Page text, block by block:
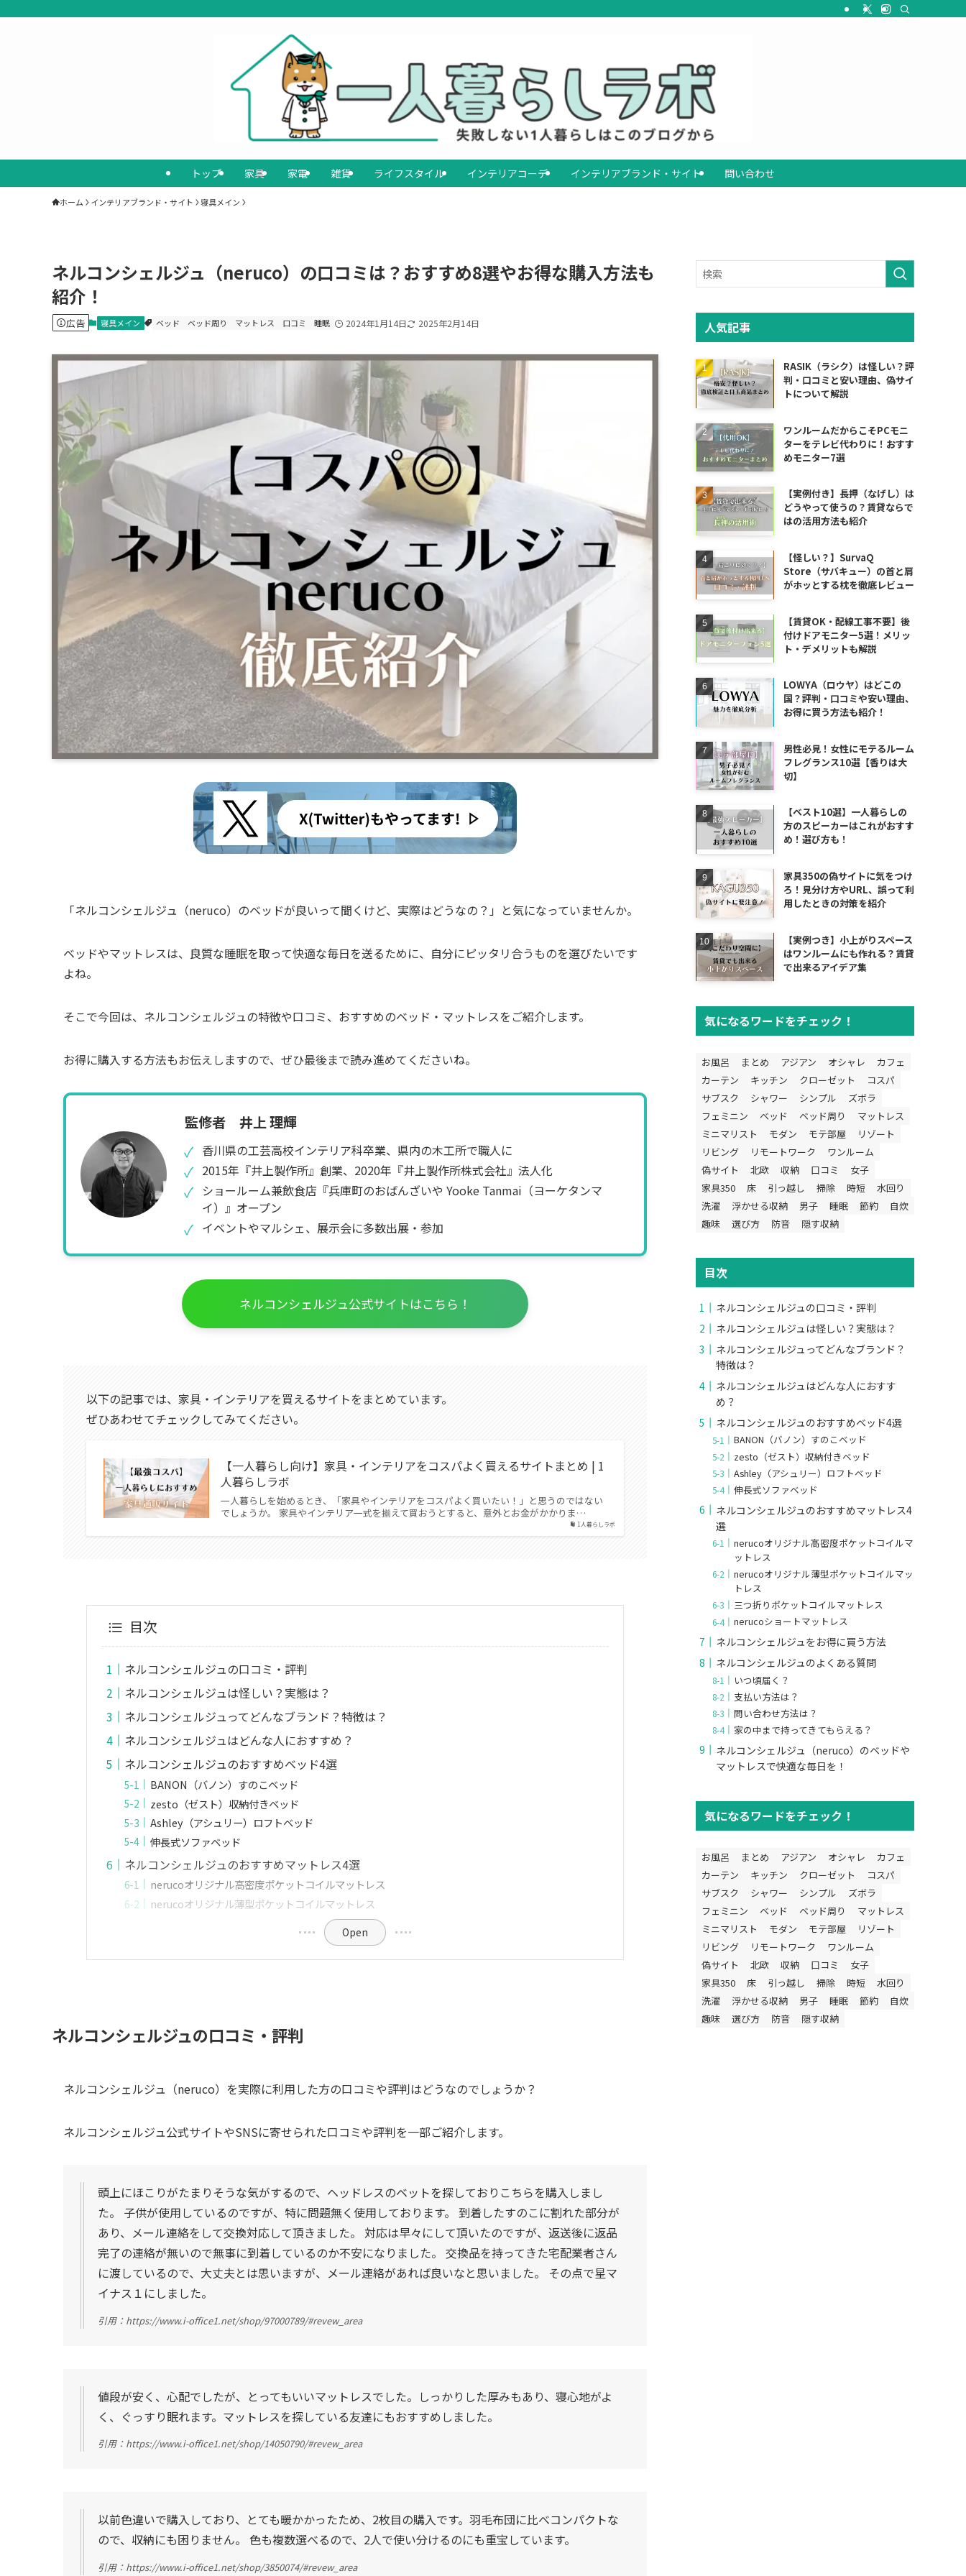
トップ 家具 家電 雑貨 ライフスタイル インテリアコーデ インテリアブランド・サイト 問い合わせ
ホーム インテリアブランド・サイト 寝具メイン
ネルコンシェルジュ（neruco）の口コミは？おすすめ8選やお得な購入方法も
紹介！
広告 寝具メイン ベッド ベッド周り マットレス 口コミ 睡眠 2024年1月14日 2025年2月14日
「ネルコンシェルジュ（neruco）のベッドが良いって聞くけど、実際はどうなの？」と気になっていませんか。
ベッドやマットレスは、良質な睡眠を取って快適な毎日を送るために、自分にピッタリ合うものを選びたいです
よね。
そこで今回は、ネルコンシェルジュの特徴や口コミ、おすすめのベッド・マットレスをご紹介します。
お得に購入する方法もお伝えしますので、ぜひ最後まで読み進めてくださいね。
監修者 井上 理輝
✓ 香川県の工芸高校インテリア科卒業、県内の木工所で職人に
✓ 2015年『井上製作所』創業、2020年『井上製作所株式会社』法人化
✓ ショールーム兼飲食店『兵庫町のおばんざいや Yooke Tanmai（ヨーケタンマ
イ）』オープン
✓ イベントやマルシェ、展示会に多数出展・参加
ネルコンシェルジュ公式サイトはこちら！
以下の記事では、家具・インテリアを買えるサイトをまとめています。
ぜひあわせてチェックしてみてください。
1人暮らしラボ
【一人暮らし向け】家具・インテリアをコスパよく買えるサイトまとめ | 1
人暮らしラボ
一人暮らしを始めるとき、「家具やインテリアをコスパよく買いたい！」と思うのではない
でしょうか。 家具やインテリア一式を揃えて買おうとすると、意外とお金がかかりま…
目次
ネルコンシェルジュの口コミ・評判
ネルコンシェルジュは怪しい？実態は？
ネルコンシェルジュってどんなブランド？特徴は？
ネルコンシェルジュはどんな人におすすめ？
ネルコンシェルジュのおすすめベッド4選
BANON（バノン）すのこベッド
zesto（ゼスト）収納付きベッド
Ashley（アシュリー）ロフトベッド
伸長式ソファベッド
ネルコンシェルジュのおすすめマットレス4選
nerucoオリジナル高密度ポケットコイルマットレス
nerucoオリジナル薄型ポケットコイルマットレス
Open
ネルコンシェルジュの口コミ・評判
ネルコンシェルジュ（neruco）を実際に利用した方の口コミや評判はどうなのでしょうか？
ネルコンシェルジュ公式サイトやSNSに寄せられた口コミや評判を一部ご紹介します。
頭上にほこりがたまりそうな気がするので、ヘッドレスのベットを探しておりこちらを購入しまし
た。 子供が使用しているのですが、特に問題無く使用しております。 到着したすのこに割れた部分が
あり、メール連絡をして交換対応して頂きました。 対応は早々にして頂いたのですが、返送後に返品
完了の連絡が無いので無事に到着しているのか不安になりました。 交換品を持ってきた宅配業者さん
に渡しているので、大丈夫とは思いますが、メール連絡があれば良いなと思いました。 その点で星マ
イナス１にしました。
引用：https://www.i-office1.net/shop/97000789/#revew_area
値段が安く、心配でしたが、とってもいいマットレスでした。しっかりした厚みもあり、寝心地がよ
く、ぐっすり眠れます。マットレスを探している友達にもおすすめしました。
引用：https://www.i-office1.net/shop/14050790/#revew_area
以前色違いで購入しており、とても暖かかったため、2枚目の購入です。羽毛布団に比べコンパクトな
ので、収納にも困りません。 色も複数選べるので、2人で使い分けるのにも重宝しています。
引用：https://www.i-office1.net/shop/3850074/#revew_area
人気記事
RASIK（ラシク）は怪しい？評
判・口コミと安い理由、偽サイ
トについて解説
ワンルームだからこそPCモニ
ターをテレビ代わりに！おすす
めモニター7選
【実例付き】長押（なげし）は
どうやって使うの？賃貸ならで
はの活用方法も紹介
【怪しい？】SurvaQ
Store（サバキュー）の首と肩
がホッとする枕を徹底レビュー
【賃貸OK・配線工事不要】後
付けドアモニター5選！メリッ
ト・デメリットも解説
LOWYA（ロウヤ）はどこの
国？評判・口コミや安い理由、
お得に買う方法も紹介！
男性必見！女性にモテるルーム
フレグランス10選【香りは大
切】
【ベスト10選】一人暮らしの
方のスピーカーはこれがおすす
め！選び方も！
家具350の偽サイトに気をつけ
ろ！見分け方やURL、誤って利
用したときの対策を紹介
【実例つき】小上がりスペース
はワンルームにも作れる？賃貸
で出来るアイデア集
気になるワードをチェック！
お風呂 まとめ アジアン オシャレ
カフェ
カーテン
キッチン クローゼット
コスパ
サブスク
シャワー シンプル
ズボラ
フェミニン
ベッド ベッド周り
マットレス
ミニマリスト
モダン モテ部屋
リゾート
リビング
リモートワーク
ワンルーム
偽サイト
北欧 収納 口コミ
女子
家具350
床 引っ越し 掃除 時短
水回り
洗濯
浮かせる収納 男子 睡眠 節約
自炊
趣味
選び方 防音 隠す収納
目次
ネルコンシェルジュの口コミ・評判
ネルコンシェルジュは怪しい？実態は？
ネルコンシェルジュってどんなブランド？
特徴は？
ネルコンシェルジュはどんな人におすす
め？
ネルコンシェルジュのおすすめベッド4選
BANON（バノン）すのこベッド
zesto（ゼスト）収納付きベッド
Ashley（アシュリー）ロフトベッド
伸長式ソファベッド
ネルコンシェルジュのおすすめマットレス4
選
nerucoオリジナル高密度ポケットコイルマ
ットレス
nerucoオリジナル薄型ポケットコイルマッ
トレス
三つ折りポケットコイルマットレス
nerucoショートマットレス
ネルコンシェルジュをお得に買う方法
ネルコンシェルジュのよくある質問
いつ頃届く？
支払い方法は？
問い合わせ方法は？
家の中まで持ってきてもらえる？
ネルコンシェルジュ（neruco）のベッドや
マットレスで快適な毎日を！
気になるワードをチェック！
お風呂 まとめ アジアン オシャレ
カフェ
カーテン
キッチン クローゼット
コスパ
サブスク
シャワー シンプル
ズボラ
フェミニン
ベッド ベッド周り
マットレス
ミニマリスト
モダン モテ部屋
リゾート
リビング
リモートワーク
ワンルーム
偽サイト
北欧 収納 口コミ
女子
家具350
床 引っ越し 掃除 時短
水回り
洗濯
浮かせる収納 男子 睡眠 節約
自炊
趣味
選び方 防音 隠す収納